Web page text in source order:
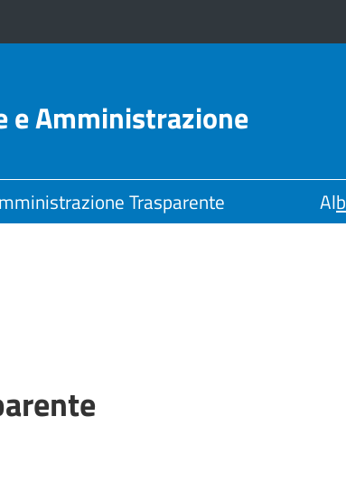
e Amministrazione
mministrazione Trasparente Alb